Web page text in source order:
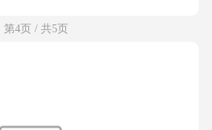
第4页 / 共5页